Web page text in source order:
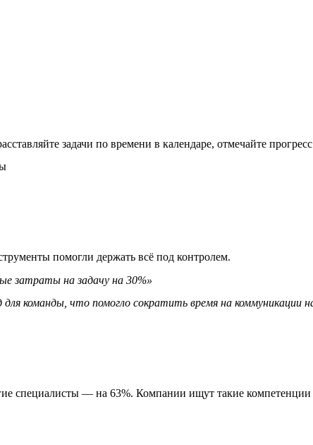
задачи по времени в календаре, отмечайте
помогли держать всё под контролем.
затраты на задачу на 30%»
команды, что помогло сократить время на коммуникации
специалисты — на 63%. Компании ищут такие компетенции